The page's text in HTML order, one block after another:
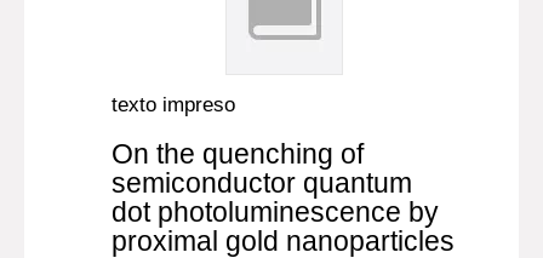
texto impreso
On the quenching of
semiconductor quantum
dot photoluminescence by
proximal gold nanoparticles